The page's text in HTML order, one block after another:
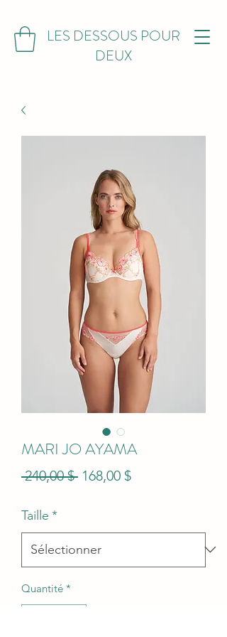
LES DESSOUS POUR
DEUX
MARI JO AYAMA
240,00 $ Prix
168,00 $Prix
Taille *
Quantité *